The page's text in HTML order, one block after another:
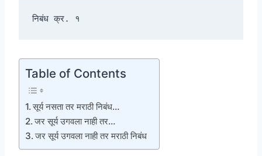
निबंध क्र. १
Table of Contents
सूर्य नसता तर मराठी निबंध…
जर सूर्य उगवला नाही तर…
जर सूर्य उगवला नाही तर मराठी निबंध